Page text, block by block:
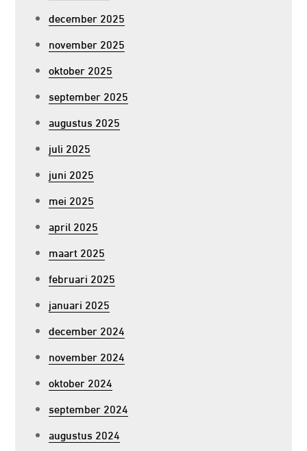
december 2025
november 2025
oktober 2025
september 2025
augustus 2025
juli 2025
juni 2025
mei 2025
april 2025
maart 2025
februari 2025
januari 2025
december 2024
november 2024
oktober 2024
september 2024
augustus 2024